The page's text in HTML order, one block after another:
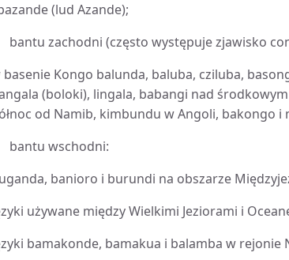
(lud Azande);
bantu zachodni (często występuje zjawisko
basenie Kongo balunda, baluba, cziluba,
(boloki), lingala, babangi nad
od Namib, kimbundu w Angoli, bakongo
bantu wschodni:
banioro i burundi na obszarze
używane między Wielkimi Jeziorami i
bamakonde, bamakua i balamba w rejonie